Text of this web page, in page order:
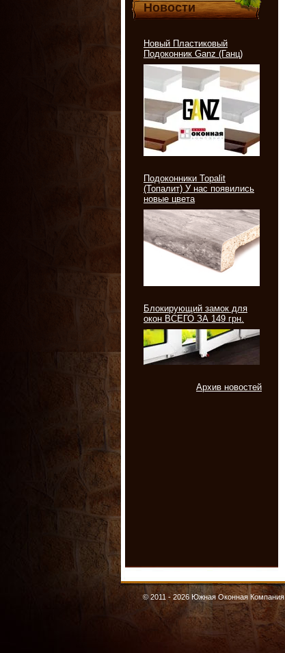
Новости
Новый Пластиковый
Подоконник Ganz (Ганц)
Подоконники Topalit
(Топалит) У нас появились
новые цвета
Блокирующий замок для
окон ВСЕГО ЗА 149 грн.
Архив новостей
© 2011 - 2026 Южная Оконная Компания